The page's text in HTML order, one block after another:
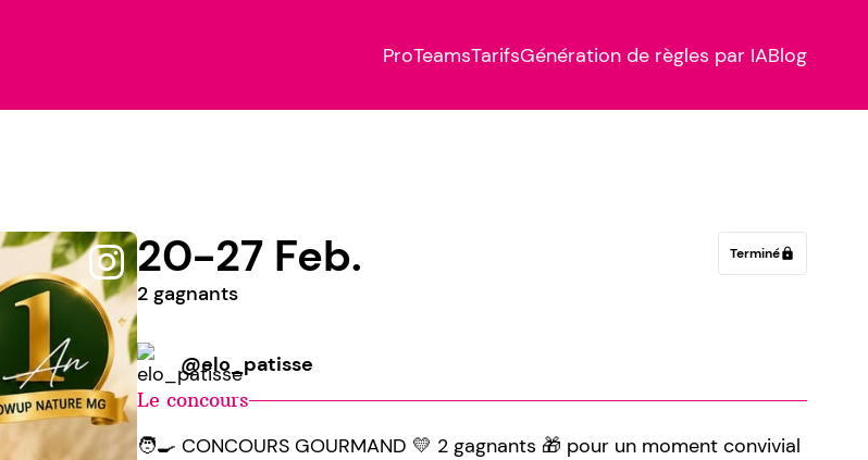
ProTeamsTarifsGénération de règles par IABlog
Terminélock
20-27 Feb.
2 gagnants
@elo_patisse
Le concours
🧑‍🍳 CONCOURS GOURMAND 💛 2 gagnants 🎁 pour un moment convivial